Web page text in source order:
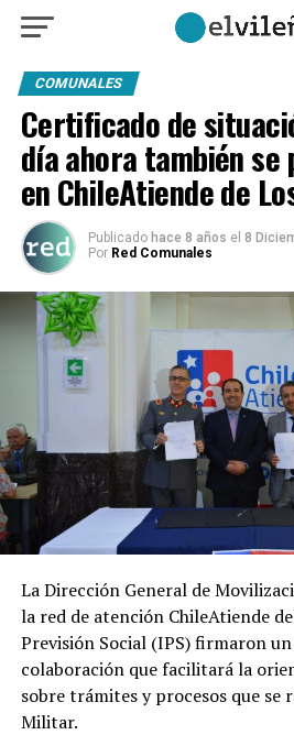
COMUNALES
Certificado de
día ahora también se
en ChileAtiende de
Publicado hace 8 años el 8
Por Red Comunales
La Dirección General de
la red de atención ChileAtiende
Previsión Social (IPS) firmaron
colaboración que facilitará la
sobre trámites y procesos que se
Militar.